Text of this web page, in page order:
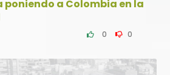
poniendo a Colombia en la
0 0